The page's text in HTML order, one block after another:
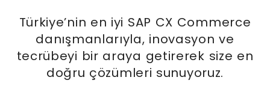
Türkiye’nin en iyi SAP CX Commerce
danışmanlarıyla, inovasyon ve
tecrübeyi bir araya getirerek size en
doğru çözümleri sunuyoruz.